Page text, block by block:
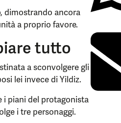
dimostrando ancora
a proprio favore.
tutto
a sconvolgere gli
lei invece di Yildiz.
piani del protagonista
i tre personaggi.